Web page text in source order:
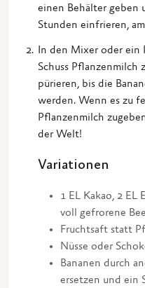
einen Behälter geben
Stunden einfrieren,
In den Mixer oder ein
Schuss Pflanzenmilch
pürieren, bis die
werden. Wenn es zu
Pflanzenmilch
der Welt!
Variationen
1 EL Kakao, 2 EL
voll gefrorene
Fruchtsaft statt
Nüsse oder
Bananen durch
ersetzen und ein